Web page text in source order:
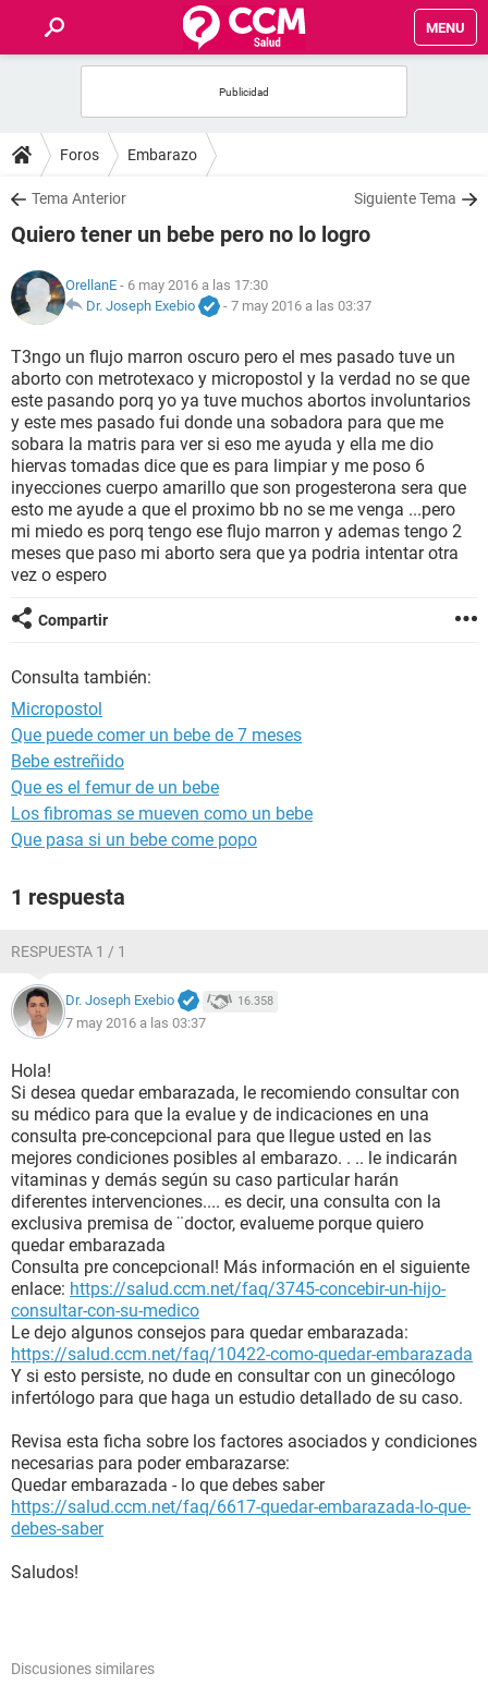
MENU
FOROS
SALUD
FAMILIA
NUTRICIÓN
BIENESTAR
SEXUALIDAD
GLOSARIO
Foros Embarazo
Tema Anterior Siguiente Tema
Quiero tener un bebe pero no lo logro
OrellanE - 6 may 2016 a las 17:30
Dr. Joseph Exebio
- 7 may 2016 a las 03:37
T3ngo un flujo marron oscuro pero el mes pasado tuve un
aborto con metrotexaco y micropostol y la verdad no se que
este pasando porq yo ya tuve muchos abortos involuntarios
y este mes pasado fui donde una sobadora para que me
sobara la matris para ver si eso me ayuda y ella me dio
hiervas tomadas dice que es para limpiar y me poso 6
inyecciones cuerpo amarillo que son progesterona sera que
esto me ayude a que el proximo bb no se me venga ...pero
mi miedo es porq tengo ese flujo marron y ademas tengo 2
meses que paso mi aborto sera que ya podria intentar otra
vez o espero
Compartir
Consulta también:
Micropostol
Que puede comer un bebe de 7 meses
Bebe estreñido
Que es el femur de un bebe
Los fibromas se mueven como un bebe
Que pasa si un bebe come popo
1 respuesta
RESPUESTA 1 / 1
Dr. Joseph Exebio 16.358
7 may 2016 a las 03:37
Hola!
Si desea quedar embarazada, le recomiendo consultar con
su médico para que la evalue y de indicaciones en una
consulta pre-concepcional para que llegue usted en las
mejores condiciones posibles al embarazo. . .. le indicarán
vitaminas y demás según su caso particular harán
diferentes intervenciones.... es decir, una consulta con la
exclusiva premisa de ¨doctor, evalueme porque quiero
quedar embarazada
Consulta pre concepcional! Más información en el siguiente
enlace: https://salud.ccm.net/faq/3745-concebir-un-hijo-
consultar-con-su-medico
Le dejo algunos consejos para quedar embarazada:
https://salud.ccm.net/faq/10422-como-quedar-embarazada
Y si esto persiste, no dude en consultar con un ginecólogo
infertólogo para que haga un estudio detallado de su caso.
Revisa esta ficha sobre los factores asociados y condiciones
necesarias para poder embarazarse:
Quedar embarazada - lo que debes saber
https://salud.ccm.net/faq/6617-quedar-embarazada-lo-que-
debes-saber
Saludos!
Discusiones similares